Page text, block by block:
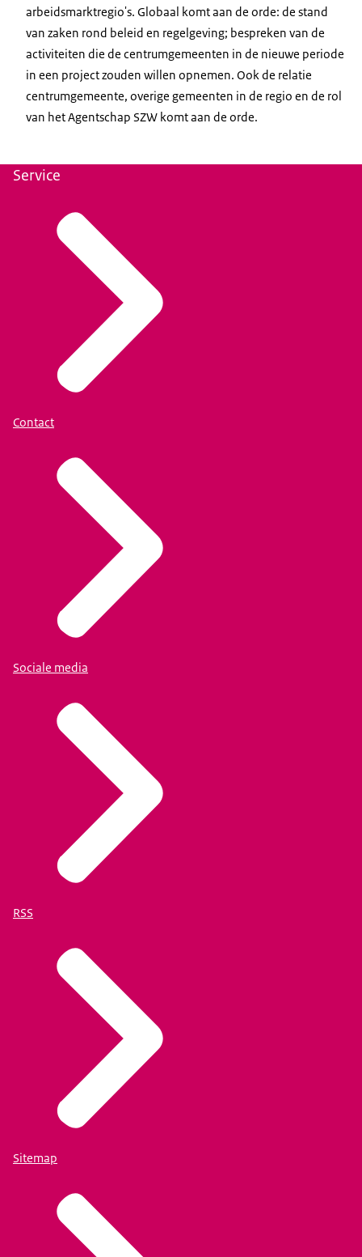
arbeidsmarktregio's. Globaal komt aan de orde: de stand
van zaken rond beleid en regelgeving; bespreken van de
activiteiten die de centrumgemeenten in de nieuwe periode
in een project zouden willen opnemen. Ook de relatie
centrumgemeente, overige gemeenten in de regio en de rol
van het Agentschap SZW komt aan de orde.
Service
Contact
Sociale media
RSS
Sitemap